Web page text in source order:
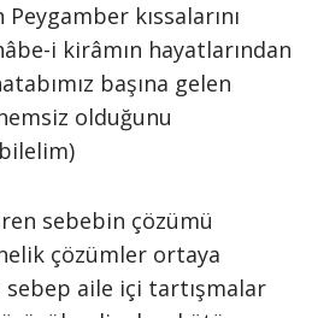
kıssalarını
i kirâmın hayatlarından
başına gelen
olduğunu
sebebin çözümü
çözümler ortaya
sebep aile içi tartışmalar